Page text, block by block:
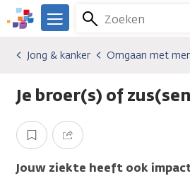
Overslaan
en
gaan
We
er
je.
Zoeken
Menu
Algemene onderwerpen
Jong & kanker
Omgaan met mensen om je heen
Jong & kanker Omgaan met
Je broer(s) of
Opslaan Delen
Jouw ziekte heeft ook